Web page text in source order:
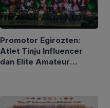
Promotor Egirozten:
Atlet Tinju Influencer
dan Elite Amateur